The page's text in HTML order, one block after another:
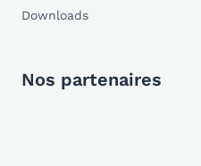
Downloads
Nos partenaires